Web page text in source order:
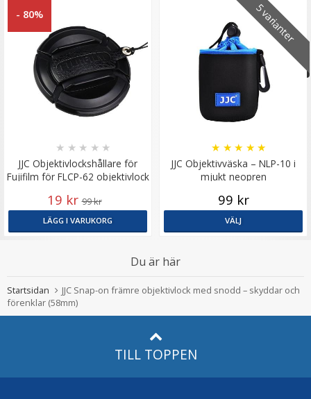
- 80%
JJC Objektivlockshållare för
Fujifilm för FLCP-62 objektivlock
★ ★ ★ ★ ★
19 kr 99 kr
LÄGG I VARUKORG
5 varianter
JJC Objektivväska – NLP-10 i
mjukt neopren
★ ★ ★ ★ ★
99 kr
VÄLJ
Du är här
Startsidan
JJC Snap-on främre objektivlock med snodd – skyddar och
förenklar (58mm)
TILL TOPPEN